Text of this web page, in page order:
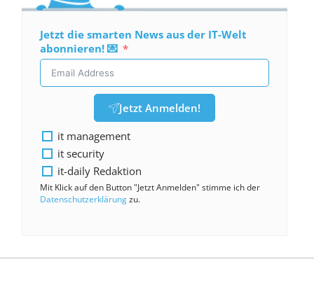
Jetzt die smarten News aus der IT-Welt
abonnieren! 💌
Jetzt Anmelden!
it management
it security
it-daily Redaktion
Mit Klick auf den Button "Jetzt Anmelden" stimme ich der
Datenschutzerklärungzu.